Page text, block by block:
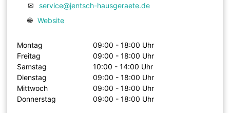
✉
service@jentsch-hausgeraete.de
🌐 Website
Montag
09:00 - 18:00 Uhr
Freitag
09:00 - 18:00 Uhr
Samstag
10:00 - 14:00 Uhr
Dienstag
09:00 - 18:00 Uhr
Mittwoch
09:00 - 18:00 Uhr
Donnerstag
09:00 - 18:00 Uhr